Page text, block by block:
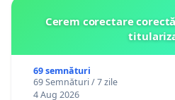
Cerem corectare
69 semnături
69 Semnături / 7 zile
4 Aug 2026